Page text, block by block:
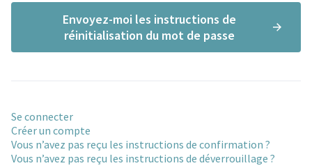
Envoyez-moi les instructions de
réinitialisation du mot de passe
Se connecter
Créer un compte
Vous n’avez pas reçu les instructions de confirmation ?
Vous n’avez pas reçu les instructions de déverrouillage ?